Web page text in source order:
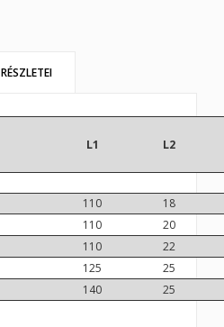
L1 L2
110
18
110
20
110
22
125
25
140 25